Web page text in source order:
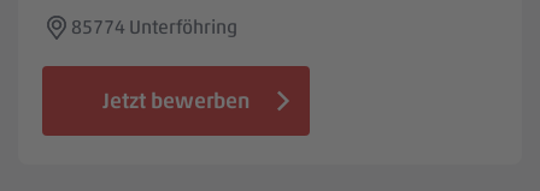
85774 Unterföhring
Jetzt bewerben